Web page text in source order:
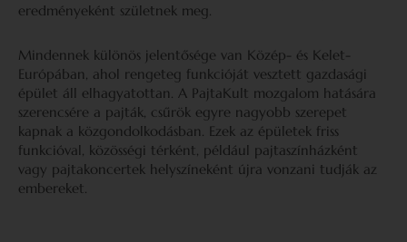
eredményeként születnek meg.
Mindennek különös jelentősége van Közép- és Kelet-
Európában, ahol rengeteg funkcióját vesztett gazdasági
épület áll elhagyatottan. A PajtaKult mozgalom hatására
szerencsére a pajták, csűrök egyre nagyobb szerepet
kapnak a közgondolkodásban. Ezek az épületek friss
funkcióval, közösségi térként, például pajtaszínházként
vagy pajtakoncertek helyszíneként újra vonzani tudják az
embereket.